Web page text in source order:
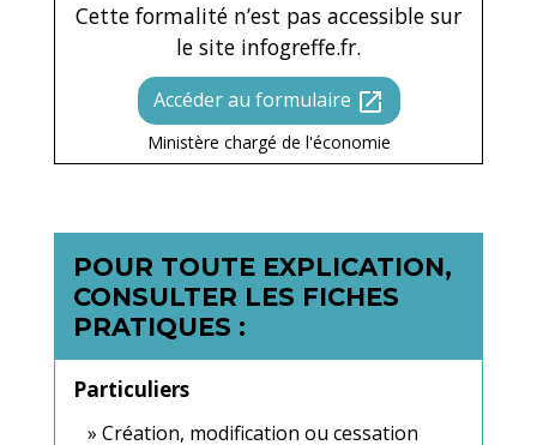
Cette formalité n’est pas accessible sur
le site infogreffe.fr.
Accéder au formulaire open_in_new
Ministère chargé de l'économie
POUR TOUTE EXPLICATION,
CONSULTER LES FICHES
PRATIQUES :
Particuliers
Création, modification ou cessation